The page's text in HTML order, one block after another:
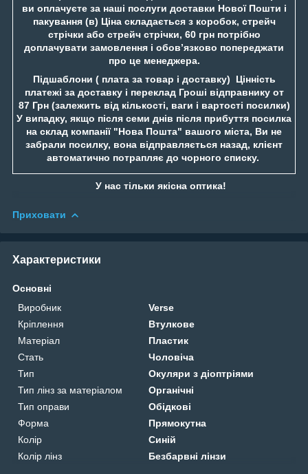
ви оплачуєте за наші послуги доставки Нової Пошти і
пакування (в) Ціна складається з коробок, стрейч
стрічки або стрейч стрічки, 60 грн потрібно
доплачувати замовлення і обов’язково попереджати
про це менеджера.
Підшаблони ( плата за товар і доставку) Цінність
платежі за доставку і переклад Гроші відправнику от
87 Грн (залежить від кількості, ваги і вартості посилки)
У випадку, якщо після семи днів після прибуття посилка
на склад компанії "Нова Пошта" вашого міста, Ви не
забрали посилку, вона відправляється назад, клієнт
автоматично потрапляє до чорного списку.
У нас тільки якісна оптика!
Приховати
Характеристики
Основні
Виробник
Verse
Кріплення
Втулкове
Матеріал
Пластик
Стать
Чоловіча
Тип
Окуляри з діоптріями
Тип лінз за матеріалом
Органічні
Тип оправи
Обідкові
Форма
Прямокутна
Колір
Синій
Колір лінз
Безбарвні лінзи